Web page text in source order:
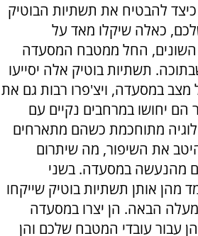
כיצד להבטיח את תשתיות הבוטיק
כאלה שיקלו מאד על
החל ממטבח המסעדה
תשתיות בוטיק אלה יסייעו
מצב במסעדה, ויצ'פרו רבות גם את
יחושו במרחבים נקיים עם
מתוחכמת כשהם מתארחים
את השיפור, מה שיתרום
מהנעשה במסעדה. בשני
מהן אותן תשתיות בוטיק שייקחו
הבאה. הן יצרו במסעדה
עבור עובדי המטבח שלכם והן